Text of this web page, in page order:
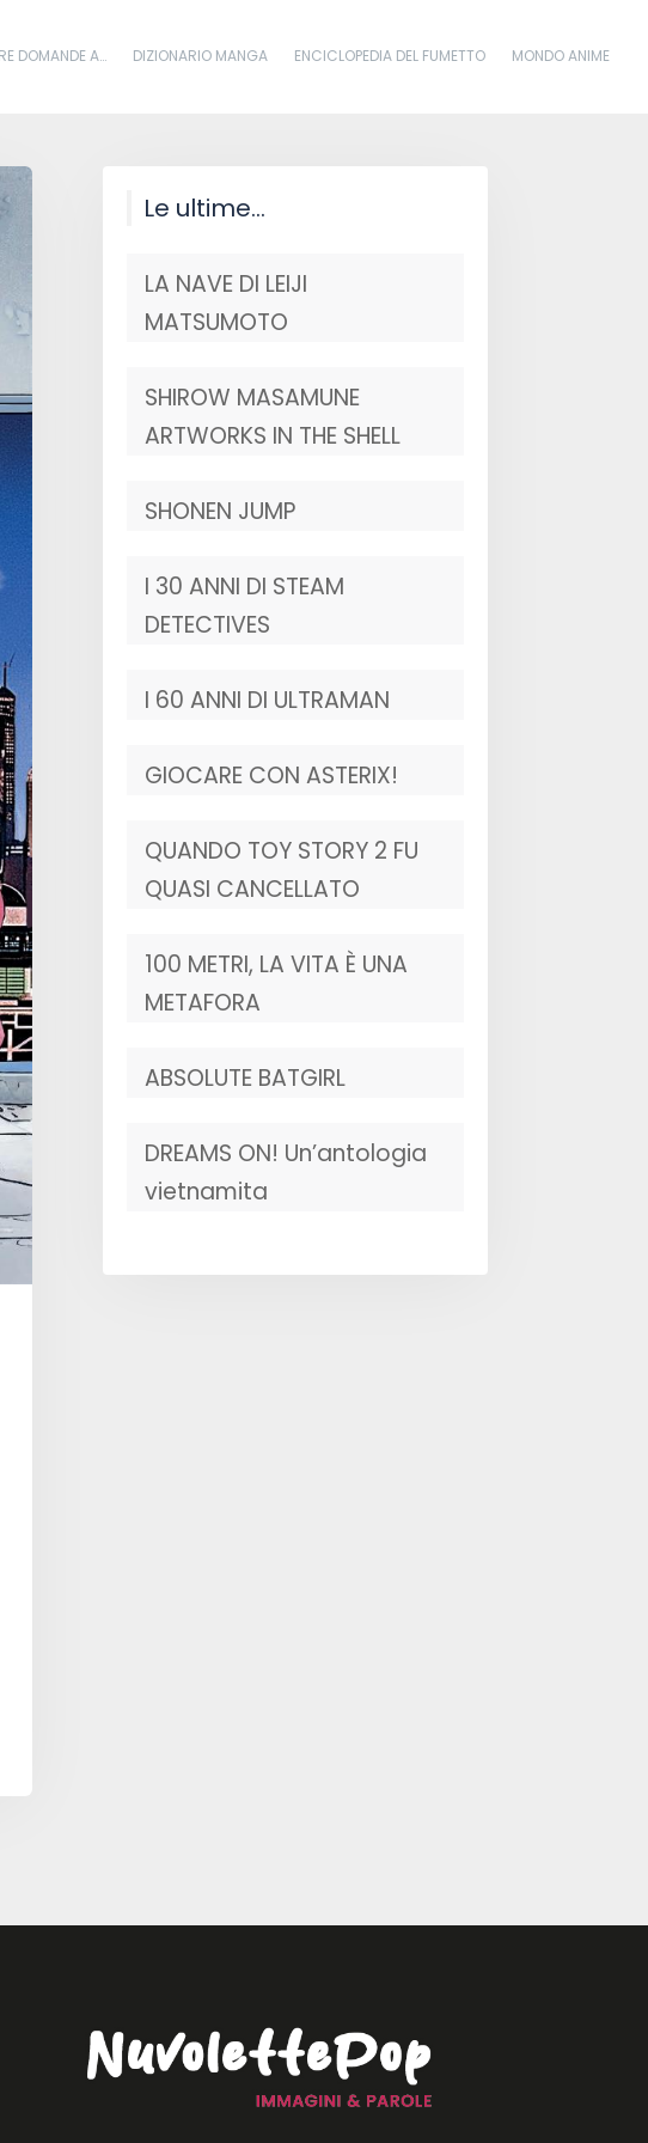
DOMANDE A… DIZIONARIO MANGA ENCICLOPEDIA DEL FUMETTO MONDO ANIME
Le ultime…
LA NAVE DI LEIJI
MATSUMOTO
SHIROW MASAMUNE
ARTWORKS IN THE SHELL
SHONEN JUMP
I 30 ANNI DI STEAM
DETECTIVES
I 60 ANNI DI ULTRAMAN
GIOCARE CON ASTERIX!
QUANDO TOY STORY 2 FU
QUASI CANCELLATO
100 METRI, LA VITA È UNA
METAFORA
ABSOLUTE BATGIRL
DREAMS ON! Un’antologia
vietnamita